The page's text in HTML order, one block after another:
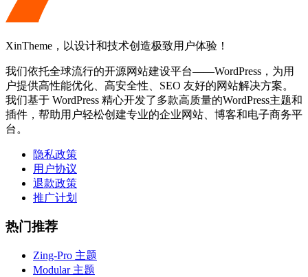
XinTheme，以设计和技术创造极致用户体验！
我们依托全球流行的开源网站建设平台——WordPress，为用
户提供高性能优化、高安全性、SEO 友好的网站解决方案。
我们基于 WordPress 精心开发了多款高质量的WordPress主题和
插件，帮助用户轻松创建专业的企业网站、博客和电子商务平
台。
隐私政策
用户协议
退款政策
推广计划
热门推荐
Zing-Pro 主题
Modular 主题